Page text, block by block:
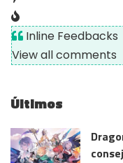
Inline Feedbacks
View all comments
Últimos